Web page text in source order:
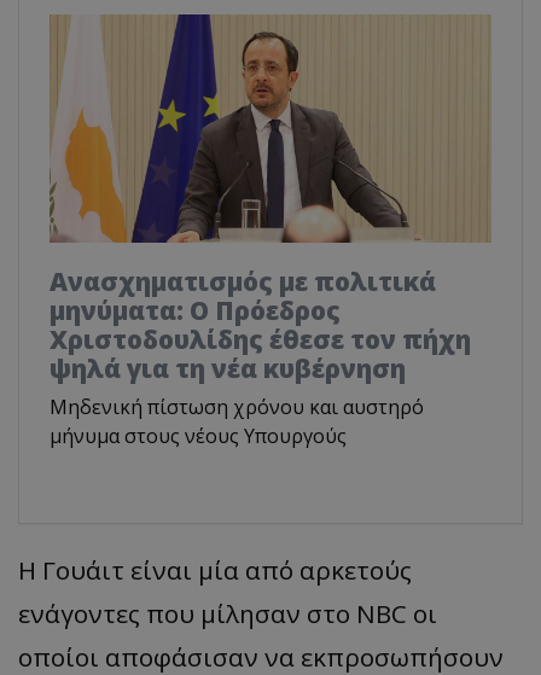
Ανασχηματισμός με πολιτικά
μηνύματα: Ο Πρόεδρος
Χριστοδουλίδης έθεσε τον πήχη
ψηλά για τη νέα κυβέρνηση
Μηδενική πίστωση χρόνου και αυστηρό
μήνυμα στους νέους Υπουργούς
Η Γουάιτ είναι μία από αρκετούς
ενάγοντες που μίλησαν στο NBC οι
οποίοι αποφάσισαν να εκπροσωπήσουν